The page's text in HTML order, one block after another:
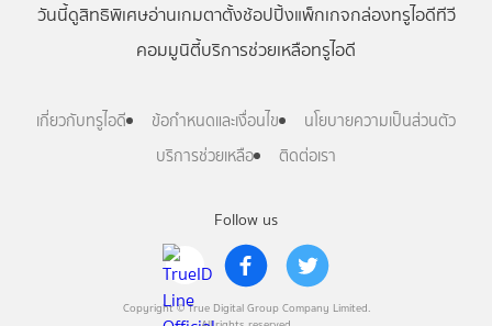
Follow us
Copyright © True Digital Group Company Limited.
วันนี้ดูสิทธิพิเศษอ่านเกมตาตั้งช้อปปิ้งแพ็กเกจกล่องทรูไอดีทีวี
คอมมูนิตี้บริการช่วยเหลือทรูไอดี
เกี่ยวกับทรูไอดี ข้อกำหนดและเงื่อนไข
นโยบายความเป็นส่วนตัว
บริการช่วยเหลือ
ติดต่อเรา